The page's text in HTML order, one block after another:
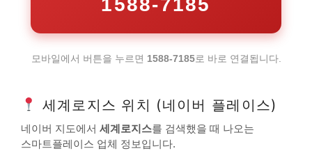
1588-7185
모바일에서 버튼을 누르면 1588-7185로 바로 연결됩니다.
세계로지스 위치 (네이버 플레이스)
네이버 지도에서 세계로지스를 검색했을 때 나오는
스마트플레이스 업체 정보입니다.